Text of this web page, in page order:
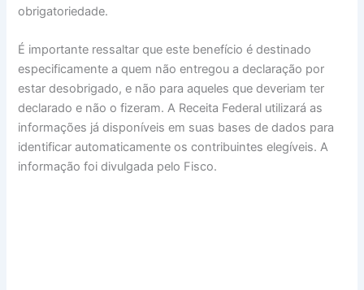
obrigatoriedade.
É importante ressaltar que este benefício é destinado
especificamente a quem não entregou a declaração por
estar desobrigado, e não para aqueles que deveriam ter
declarado e não o fizeram. A Receita Federal utilizará as
informações já disponíveis em suas bases de dados para
identificar automaticamente os contribuintes elegíveis. A
informação foi divulgada pelo Fisco.